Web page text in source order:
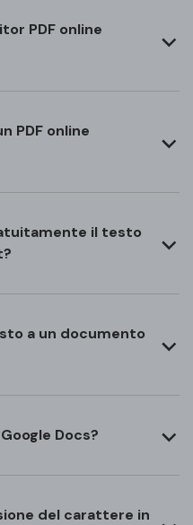
PDF online
PDF online
il testo
a un documento
Docs?
del carattere in